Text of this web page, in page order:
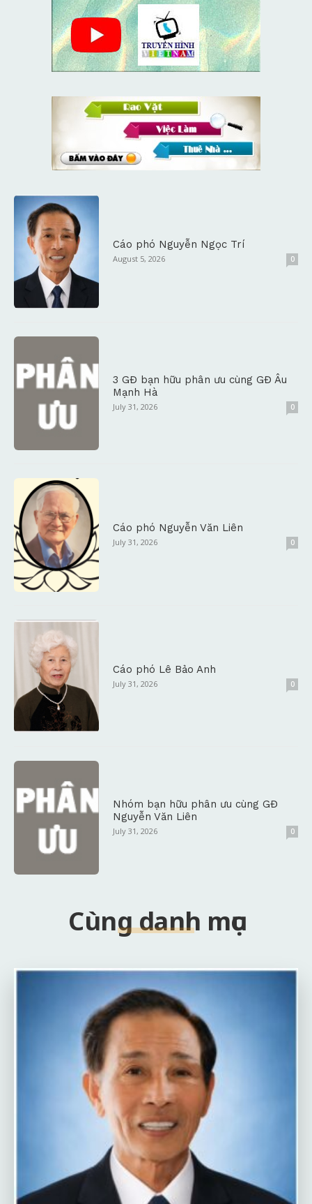
Cáo phó Nguyễn Ngọc Trí
August 5, 2026 0
3 GĐ bạn hữu phân ưu cùng GĐ Âu
Mạnh Hà
July 31, 2026 0
Cáo phó Nguyễn Văn Liên
July 31, 2026 0
Cáo phó Lê Bảo Anh
July 31, 2026 0
Nhóm bạn hữu phân ưu cùng GĐ
Nguyễn Văn Liên
July 31, 2026 0
Cùng danh mục